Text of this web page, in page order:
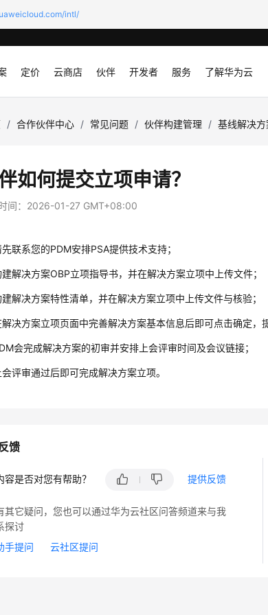
intl/
定价 云商店 伙伴 开发者 服务 了解华为云
/ 合作伙伴中心 / 常见问题 / 伙伴构建管理 / 基线解决方
如何提交立项申请？
间： 2026-01-27 GMT+08:00
联系您的PDM安排PSA提供技术支持；
建解决方案OBP立项指导书，并在解决方案立项中上传文件；
建解决方案特性清单，并在解决方案立项中上传文件与核验；
解决方案立项页面中完善解决方案基本信息后即可点击确定，
会完成解决方案的初审并安排上会评审时间及会议链接；
会评审通过后即可完成解决方案立项。
馈
容是否对您有帮助？ 提供反馈
其它疑问，您也可以通过华为云社区问答频道来与我
探讨
手提问
云社区提问